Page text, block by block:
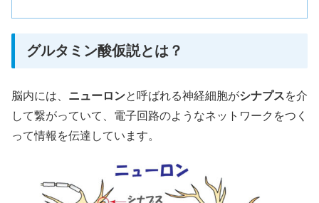
グルタミン酸仮説とは？
脳内には、 ニューロンと呼ばれる神経細胞がシナプスを介
して繋がっていて、電子回路のようなネットワークをつく
って情報を伝達しています。